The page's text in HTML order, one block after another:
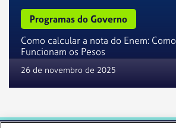
Programas do Governo
Como calcular a nota do Enem: Como
Funcionam os Pesos
26 de novembro de 2025